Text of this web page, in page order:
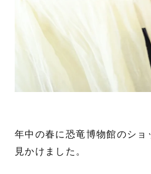
年中の春に恐竜博物館のシ
見かけました。